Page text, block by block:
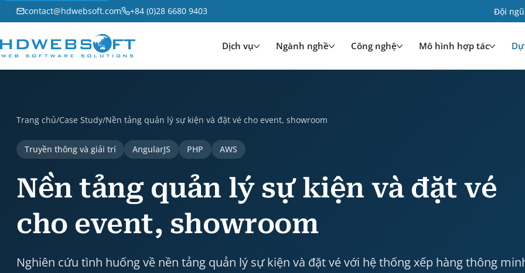
contact@hdwebsoft.com +84 (0)28 6680 9403 Đội
Dịch vụ Ngành nghề Công nghệ Mô hình hợp tác
Trang chủ/Case Study/Nền tảng quản lý sự kiện và đặt vé cho event, showroom
Truyền thông và giải trí AngularJS PHP AWS
Nền tảng quản lý sự kiện và đặt vé
cho event, showroom
Nghiên cứu tình huống về nền tảng quản lý sự kiện và đặt vé với hệ thống xếp hàng thông